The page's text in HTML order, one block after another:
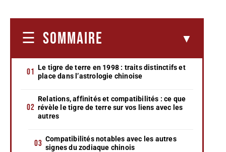
SOMMAIRE
Le tigre de terre en 1998 : traits distinctifs et
place dans l’astrologie chinoise
Relations, affinités et compatibilités : ce que
révèle le tigre de terre sur vos liens avec les
autres
Compatibilités notables avec les autres
signes du zodiaque chinois